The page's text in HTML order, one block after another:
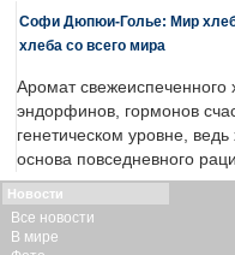
Софи Дюпюи-Голье: Мир
хлеба со всего мира
Аромат
эндорфинов, гормонов
генетическом уровне,
основа повседневного
Новости
Все новости
В мире